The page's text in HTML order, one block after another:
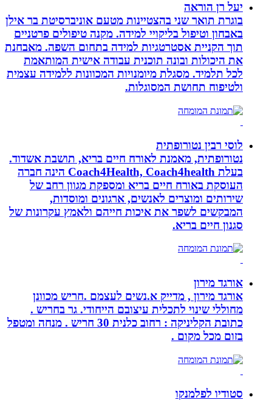
יעל רן הוראה
בוגרת תואר שני בהצטיינות מטעם אוניברסיטת בר אילן
באבחון וטיפול בליקויי למידה. מקנה טיפולים פרטניים
תוך הקניית אסטרטגיות למידה בתחום השפה. מאבחנת
את היכולות ובונה תוכנית עבודה אישית המותאמת
לכל תלמיד. מסגלת מיומנויות המכוונות ללמידה עצמית
ולטיפוח תחושת המסוגלות.
לוסי רבין נטורופתית
נטורופתית, מאמנת לאורח חיים בריא, תושבת אשדוד.
בעלת Coach4Health, Coach4health הינה חברה
העוסקת באורח חיים בריא ומספקת מגוון רחב של
שירותים ומוצרים לאנשים, ארגונים ומוסדות,
המבקשים לשפר את איכות חייהם ולאמץ עקרונות של
סגנון חיים בריא.
אורגד מירון
אורגד מירון , מדייק א.נשים לעצמם .חריש מכוונן
מחוללי שינוי לתכלית עיצובם הייחודי. גר בחריש .
כתובת הקליניקה : רחוב כלנית 30 חריש . מנחה ומטפל
בזום מכל מקום .
סטודיו לפלמנקו